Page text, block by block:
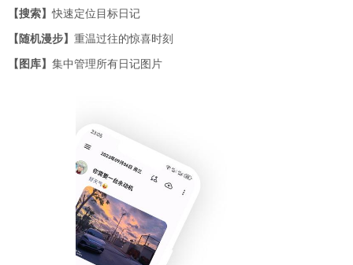
【搜索】快速定位目标日记
【随机漫步】 重温过往的惊喜时刻
【图库】 集中管理所有日记图片